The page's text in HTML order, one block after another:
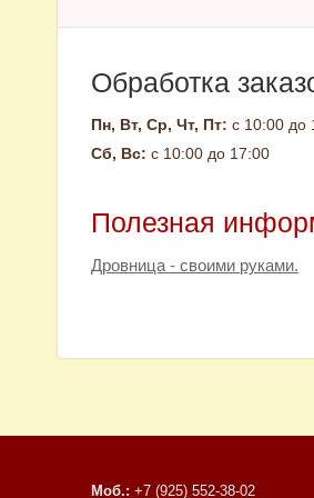
Обработка
Пн, Вт, Ср, Чт, Пт: с 10:00 до
Сб, Вс: с 10:00 до 17:00
Полезная
Дровница - своими руками.
Моб.: +7 (925) 552-38-02